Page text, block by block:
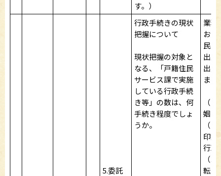
す。）
5.委託
行政手続きの現状
把握について
現状把握の対象と
なる、「戸籍住民
サービス課で実施
している行政手続
き等」の数は、何
手続き程度でしょ
うか。
業務
おり
民記
出生
出届
ます
（1
姻・
（2
印鑑
行政
（3
転出